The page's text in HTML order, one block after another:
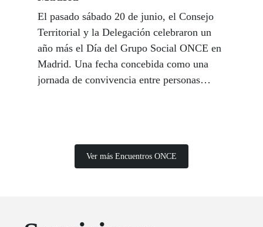
El pasado sábado 20 de junio, el Consejo
Territorial y la Delegación celebraron un
año más el Día del Grupo Social ONCE en
Madrid. Una fecha concebida como una
jornada de convivencia entre personas
Ver más Encuentros ONCE